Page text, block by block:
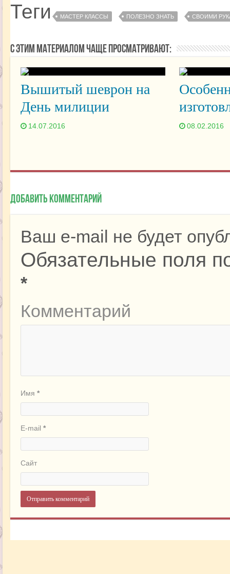
Теги МАСТЕР КЛАССЫ ПОЛЕЗНО ЗНАТЬ СВОИМИ
С этим материалом чаще просматривают:
Вышитый шеврон на
День милиции
14.07.2016 08.02.2016
Добавить комментарий
Ваш e-mail не будет
Обязательные поля
*
Комментарий
Имя *
E-mail *
Сайт